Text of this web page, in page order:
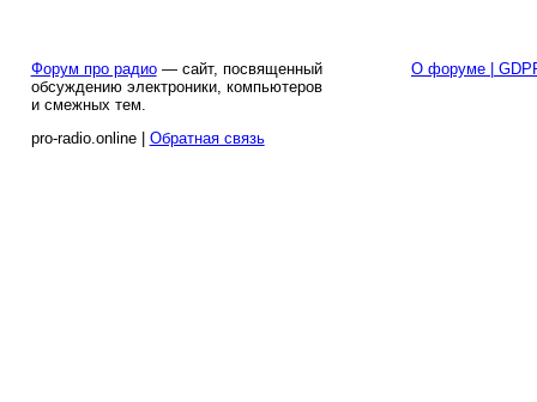
Форум про радио— сайт, посвященный
обсуждению электроники, компьютеров
и смежных тем.
pro-radio.online | Обратная связь
О форуме |